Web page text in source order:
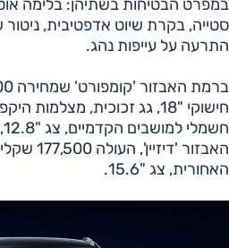
במפרט הבטיחות בשתיהן: בלימה
סטייה, בקרת שיוט אדפטיבית,
התרעה על עייפות נהג.
חישוקי "18, גג זכוכית,
האבזור
האחורית, צג "15.6.